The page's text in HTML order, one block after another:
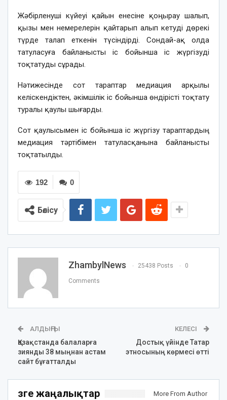
Жәбірленуші күйеуі қайын енесіне қоңырау шалып,
қызы мен немерелерін қайтарып алып кетуді дөрекі
түрде талап еткенін түсіндірді. Сондай-ақ олда
татуласуға байланысты іс бойынша іс жүргізуді
тоқтатуды сұрады.
Нәтижесінде сот тараптар медиация арқылы
келіскендіктен, әкімшілік іс бойынша өндірісті тоқтату
туралы қаулы шығарды.
Сот қаулысымен іс бойынша іс жүргізу тараптардың
медиация тәртібімен татуласқанына байланысты
тоқтатылды.
0
192
Бөлісу
ZhambylNews 25438 Posts 0
Comments
АЛДЫҢҒЫ
Қазақстанда балаларға
зиянды 38 мыңнан астам
сайт бұғатталды
КЕЛЕСІ
Достық үйінде Татар
этносының көрмесі өтті
Өзге жаңалықтар More From Author